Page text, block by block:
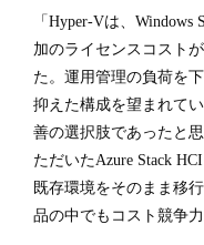
「Hyper-Vは、
加のライセンスコスト
た。運用管理の負荷を
抑えた構成を望まれて
善の選択肢であったと
ただいたAzure Stack
既存環境をそのまま移
品の中でもコスト競争